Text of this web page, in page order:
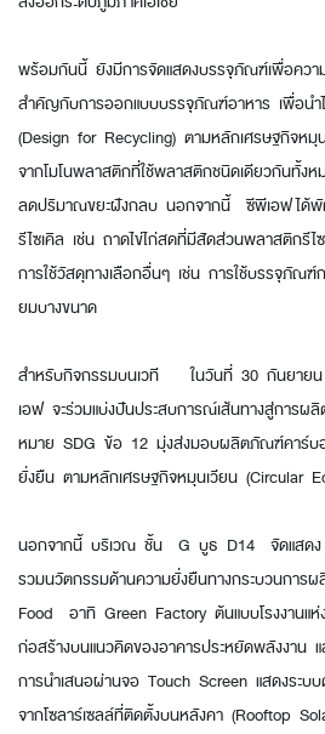
พร้อมกันนี้ ยังมีการจัดแสดงบรรจุภัณฑ์เพื่อควา
สำคัญกับการออกแบบบรรจุภัณฑ์อาหาร เพื่อนำไ
(Design for Recycling) ตามหลักเศรษฐกิจห
จากโมโนพลาสติกที่ใช้พลาสติกชนิดเดียวกันทั้งห
ลดปริมาณขยะฝังกลบ นอกจากนี้ ซีพีเอฟได้
รีไซเคิล เช่น ถาดไข่ไก่สดที่มีสัดส่วนพลาสติกรี
การใช้วัสดุทางเลือกอื่นๆ เช่น การใช้บรรจุภัณฑ์
ยมบางขนาด
สำหรับกิจกรรมบนเวที ในวันที่ 30 กันยาย
เอฟ จะร่วมแบ่งปันประสบการณ์เส้นทางสู่การผ
หมาย SDG ข้อ 12 มุ่งส่งมอบผลิตภัณฑ์คาร์บ
ยั่งยืน ตามหลักเศรษฐกิจหมุนเวียน (Circular
นอกจากนี้ บริเวณ ชั้น G บูธ D14 จัดแสดง
รวมนวัตกรรมด้านความยั่งยืนทางกระบวนกา
Food อาทิ Green Factory ต้นแบบโรงงานแ
ก่อสร้างบนแนวคิดของอาคารประหยัดพลังงาน
การนำเสนอผ่านจอ Touch Screen แสดงร
จากโซลาร์เซลล์ที่ติดตั้งบนหลังคา (Rooftop